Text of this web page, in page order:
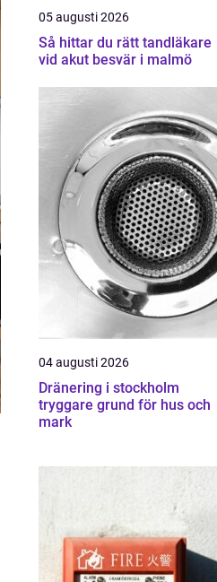
05 augusti 2026
Så hittar du rätt tandläkare
vid akut besvär i malmö
04 augusti 2026
Dränering i stockholm
tryggare grund för hus och
mark